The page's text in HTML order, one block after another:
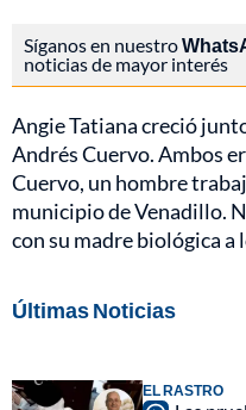
Síganos en nuestro
noticias de mayor interés
Angie Tatiana creció
Andrés Cuervo. Ambos
Cuervo, un hombre
municipio de Venadillo.
con su madre biológica a
Últimas Noticias
EL RASTRO